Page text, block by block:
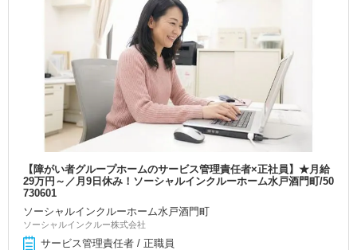
【障がい者グループホームのサービス管理責任者×正社員】★月給
29万円～／月9日休み！ソーシャルインクルーホーム水戸酒門町/50
730601
ソーシャルインクルーホーム水戸酒門町
ソーシャルインクルー株式会社
サービス管理責任者 / 正職員